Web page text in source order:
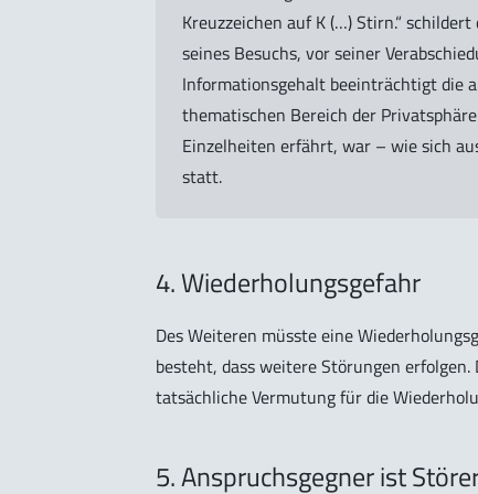
Kreuzzeichen auf K (…) Stirn.“
seines Besuchs, vor seiner
Informationsgehalt beeinträchtigt die
thematischen Bereich der
Einzelheiten erfährt, war – wie sich
statt.
4. Wiederholungsgefahr
Des Weiteren müsste eine
besteht, dass weitere Störungen
tatsächliche Vermutung für die
5. Anspruchsgegner ist